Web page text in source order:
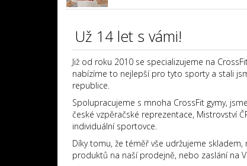
Už 14 let s vámi!
Již od roku 2010 se specializujeme na
nabízíme to nejlepší pro tyto sporty a stali
republice.
Spolupracujeme s mnoha CrossFit gymy,
české vzpěračské reprezentace, Mistrovství
individuální sportovce.
Díky tomu, že téměř vše udržujeme
produktů na naší prodejně, nebo zaslání na